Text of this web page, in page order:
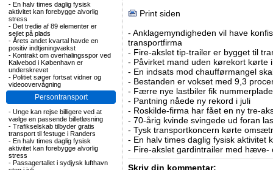
- En halv times daglig fysisk
aktivitet kan forebygge alvorlig
stress
- Det tredie af 89 elementer er
sejlet på plads
- Årets andet kvartal havde en
positiv indtjeningvækst
- Kontrakt om overhalingsspor ved
Kalvebod i København er
underskrevet
- Politiet søger fortsat vidner og
videoovervågning
Persontransport
- Unge kan rejse billigere ved at
vælge en passende billetløsning
- Trafikselskab tilbyder gratis
transport til festuge i Randers
- En halv times daglig fysisk
aktivitet kan forebygge alvorlig
stress
- Passagertallet i sydjysk lufthavn
Print siden
- Anklagemyndigheden vil have
transportfirma
- Fire-akslet tip-trailer er bygget til
- Påvirket mand uden kørekort kørte
- En indsats mod chaufførmangel
- Bestanden er vokset med 9,3
- Færre nye lastbiler fik
- Pantning nåede ny rekord i juli
- Roskilde-firma har fået en ny tre-
- 70-årig kvinde svingede ud foran
- Tysk transportkoncern kørte
- En halv times daglig fysisk aktivitet
- Fire-akslet gardintrailer med hæve-
Skriv din kommentar: